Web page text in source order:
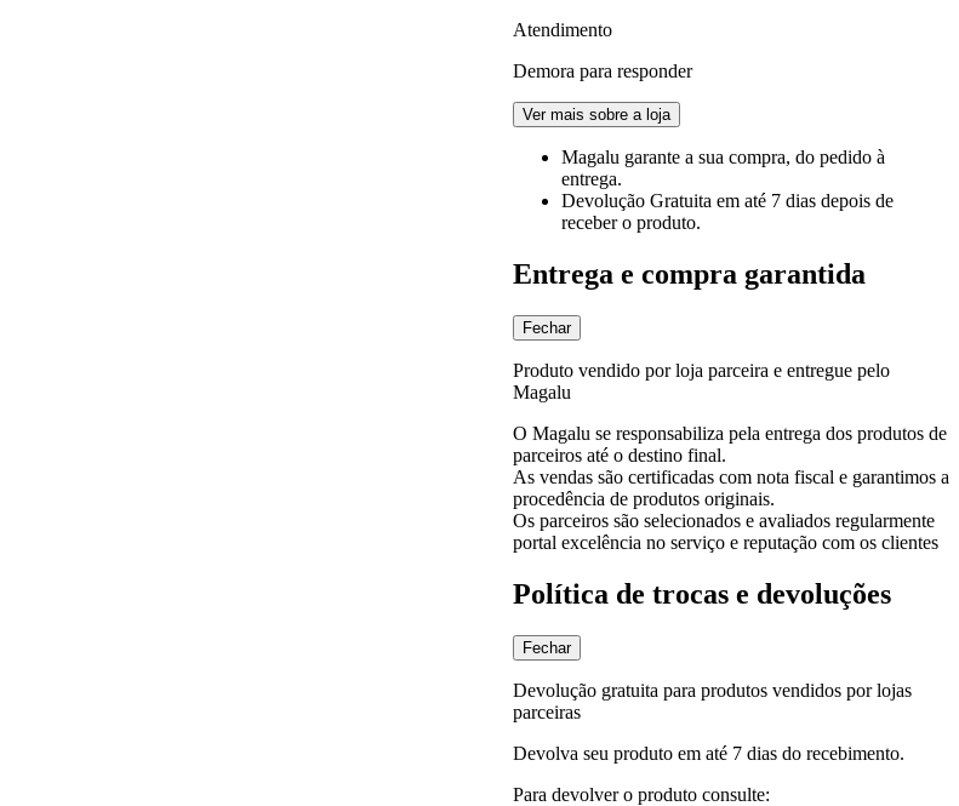
Atendimento
Demora para responder
Ver mais sobre a loja
Magalu garante a sua compra, do pedido à
entrega.
Devolução Gratuita em até 7 dias depois de
receber o produto.
Entrega e compra garantida
Fechar
Produto vendido por loja parceira e entregue pelo
Magalu
O Magalu se responsabiliza pela entrega dos produtos de
parceiros até o destino final.
As vendas são certificadas com nota fiscal e garantimos a
procedência de produtos originais.
Os parceiros são selecionados e avaliados regularmente
portal excelência no serviço e reputação com os clientes
Política de trocas e devoluções
Fechar
Devolução gratuita para produtos vendidos por lojas
parceiras
Devolva seu produto em até 7 dias do recebimento.
Para devolver o produto consulte: